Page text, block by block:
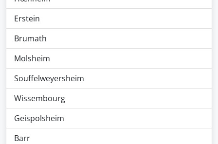
Erstein
Brumath
Molsheim
Souffelweyersheim
Wissembourg
Geispolsheim
Barr